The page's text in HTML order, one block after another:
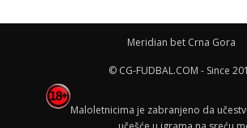
Meridian bet Crna Gora
© CG-FUDBAL.COM - Since
Maloletnicima je zabranjeno da